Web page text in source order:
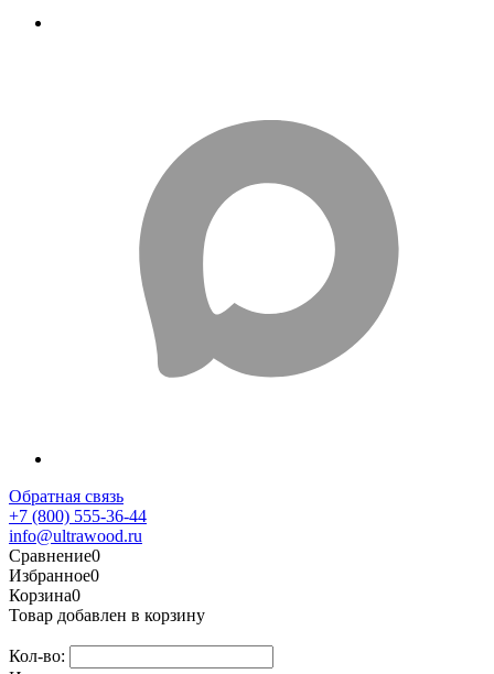
Обратная связь
+7 (800) 555-36-44
info@ultrawood.ru
Сравнение0
Избранное0
Корзина0
Товар добавлен в корзину
Кол-во: